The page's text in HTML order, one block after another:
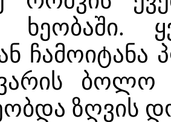
ჩამოიტანა
ბოლო
ზღვის